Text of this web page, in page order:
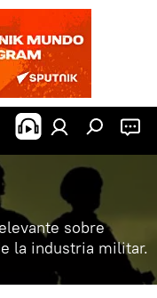
sobre
la industria militar.